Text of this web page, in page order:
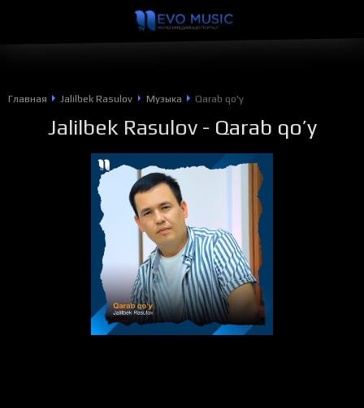
Главная Jalilbek Rasulov Музыка Qarab qo'y
Jalilbek Rasulov- Qarab qo’y